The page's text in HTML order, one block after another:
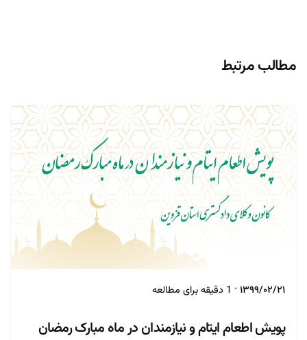
مطالب مرتبط
روابط عمومی
۱۳۹۹/۰۲/۲۱ 1 دقیقه برای مطالعه
پویش اطعام ایتام و نیازمندان در ماه مبارک رمضان